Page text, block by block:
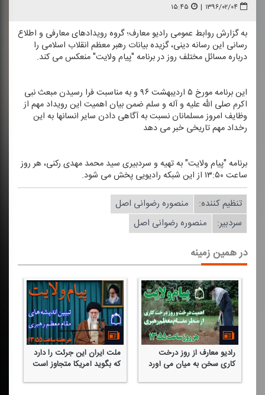
۱۳۹۶/۰۲/۰۴ | ۱۵:۴۵
به گزارش روابط عمومی رادیو معارف؛ گروه رویدادهای معارفی و اطلاع
رسانی این رسانه دینی، گزیده بیانات رهبر معظم انقلاب اسلامی را
درباره مسائل مختلف روز در برنامه "پیام ولایت" منعكس می كند.
این برنامه مورخ ۵ اردیبهشت ۹۶ و به مناسبت فرا رسیدن مبعث نبی
اكرم صلی الله علیه و آله و سلم ضمن بیان اهمیت این رویداد مهم از
وظایف امروز مسلمانان نسبت به آگاهی دادن سایر انسانها به این
رخداد مهم تاریخی خبر می دهد
برنامه "پیام ولایت" به تهیه و سردبیری سید محمد مهدی ركنی، هر روز
ساعت ۱۳:۵۰ از این شبكه رادیویی پخش می شود.
تنظیم كننده:
منصوره رضوانی اصل
سردبیر:
منصوره رضوانی اصل
در همین زمینه
رادیو معارف از روز درخت
كاری سخن به میان می آورد
ملت ایران این جرئت را دارد
كه بگوید آمریكا متجاوز است